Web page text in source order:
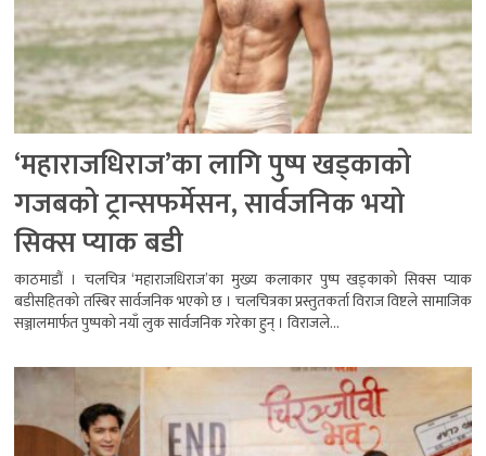
‘महाराजधिराज’का लागि पुष्प खड्काको
गजबको ट्रान्सफर्मेसन, सार्वजनिक भयो
सिक्स प्याक बडी
काठमाडौं । चलचित्र ‘महाराजधिराज’का मुख्य कलाकार पुष्प खड्काको सिक्स प्याक
बडीसहितको तस्बिर सार्वजनिक भएको छ । चलचित्रका प्रस्तुतकर्ता विराज विष्टले सामाजिक
सञ्जालमार्फत पुष्पको नयाँ लुक सार्वजनिक गरेका हुन् । विराजले...